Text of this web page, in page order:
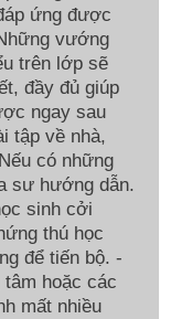
ứng được
vướng
trên lớp sẽ
đầy đủ giúp
ngay sau
tập về nhà,
có những
sư hướng dẫn.
sinh cởi
thú học
để tiến bộ. -
hoặc các
mất nhiều